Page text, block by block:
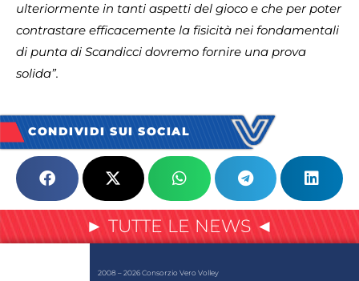
ulteriormente in tanti aspetti del gioco e che per poter
contrastare efficacemente la fisicità nei fondamentali
di punta di Scandicci dovremo fornire una prova
solida”.
CONDIVIDI SUI SOCIAL
► TUTTE LE NEWS ◄
2008 – 2026 Consorzio Vero Volley